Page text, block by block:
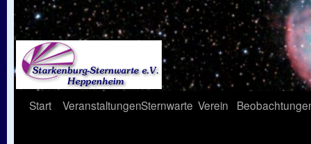
Springe
Start VeranstaltungenSternwarte Verein